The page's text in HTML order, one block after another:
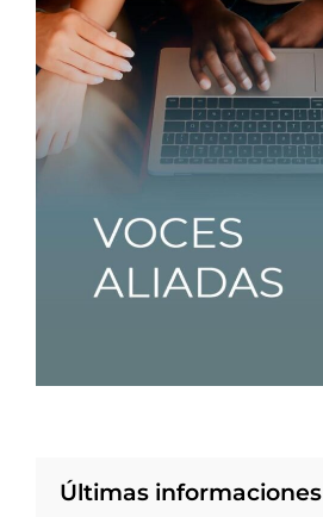
Últimas informaciones